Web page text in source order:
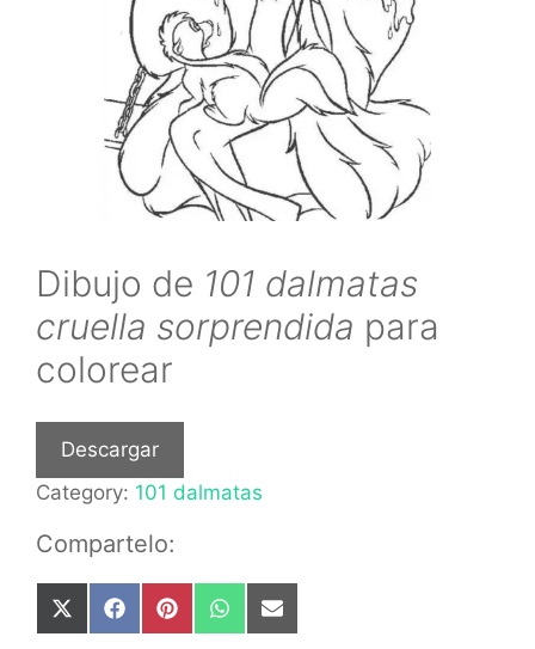
Dibujo de 101 dalmatas
cruella sorprendida para
colorear
Descargar
Category: 101 dalmatas
Compartelo:
Share
on
Share
on
Share
on
Share
on
Share
on